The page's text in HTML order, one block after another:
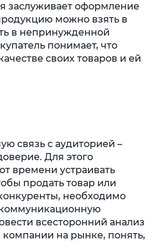
заслуживает оформление
можно взять в
в непринужденной
понимает, что
своих товаров и ей
связь с аудиторией –
Для этого
времени устраивать
продать товар или
необходимо
всесторонний анализ
на рынке, понять,